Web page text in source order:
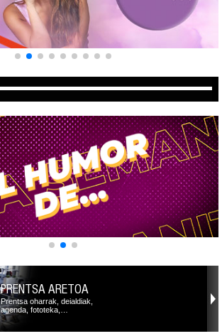
PRENTSA ARETOA
Prentsa oharrak, deialdiak,
agenda, fototeka,…